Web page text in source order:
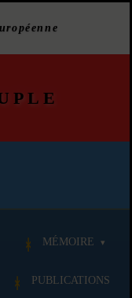
MÉMOIRE
PUBLICATIONS